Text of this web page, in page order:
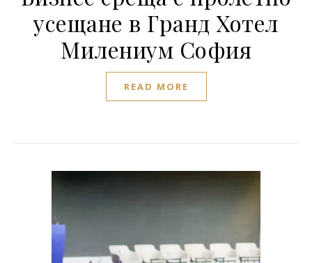
усещане в Гранд Хотел
Милениум София
READ MORE